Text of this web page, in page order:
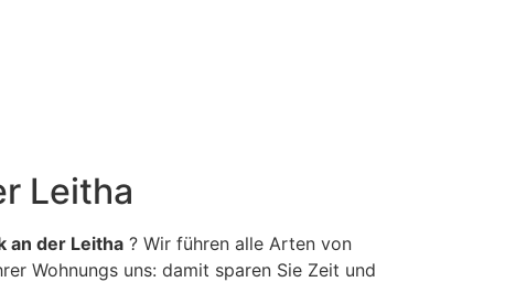
Leitha
an der Leitha ? Wir führen alle Arten von
Wohnungs uns: damit sparen Sie Zeit und